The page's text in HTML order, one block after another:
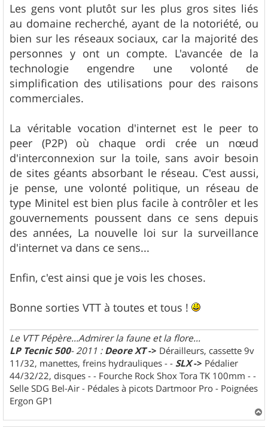
Les gens vont plutôt sur les plus gros sites liés
au domaine recherché, ayant de la notoriété, ou
bien sur les réseaux sociaux, car la majorité des
personnes y ont un compte. L'avancée de la
technologie engendre une volonté de
simplification des utilisations pour des raisons
commerciales.
La véritable vocation d'internet est le peer to
peer (P2P) où chaque ordi crée un nœud
d'interconnexion sur la toile, sans avoir besoin
de sites géants absorbant le réseau. C'est aussi,
je pense, une volonté politique, un réseau de
type Minitel est bien plus facile à contrôler et les
gouvernements poussent dans ce sens depuis
des années, La nouvelle loi sur la surveillance
d'internet va dans ce sens...
Enfin, c'est ainsi que je vois les choses.
Bonne sorties VTT à toutes et tous !
Le VTT Pépère...Admirer la faune et la flore...
LP Tecnic 500- 2011 : Deore XT-> Dérailleurs, cassette 9v
11/32, manettes, freins hydrauliques - - SLX-> Pédalier
44/32/22, disques - - Fourche Rock Shox Tora TK 100mm - -
Selle SDG Bel-Air - Pédales à picots Dartmoor Pro - Poignées
Ergon GP1
a